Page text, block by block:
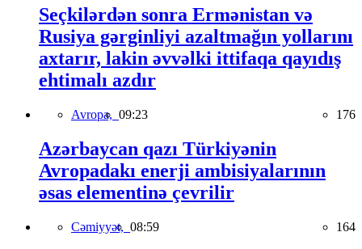
Seçkilərdən sonra Ermənistan və
Rusiya gərginliyi azaltmağın yollarını
axtarır, lakin əvvəlki ittifaqa qayıdış
ehtimalı azdır
Avropa, 09:23 176
Azərbaycan qazı Türkiyənin
Avropadakı enerji ambisiyalarının
əsas elementinə çevrilir
Cəmiyyət, 08:59 164